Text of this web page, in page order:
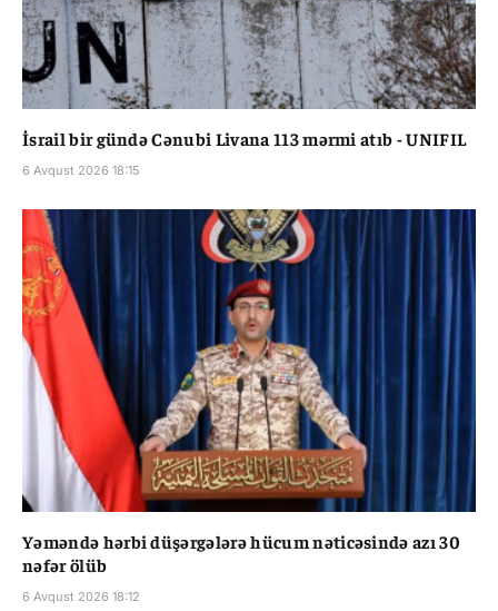
İsrail bir gündə Cənubi Livana 113 mərmi atıb - UNIFIL
6 Avqust 2026 18:15
Yəməndə hərbi düşərgələrə hücum nəticəsində azı 30
nəfər ölüb
6 Avqust 2026 18:12